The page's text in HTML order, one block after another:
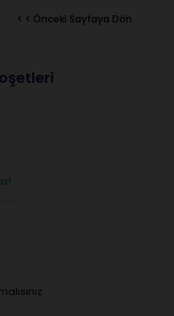
< < Önceki Sayfaya Dön